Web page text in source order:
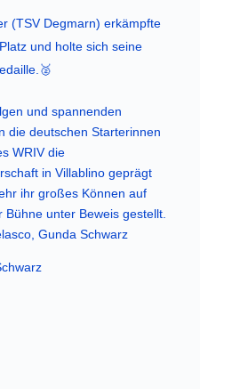
(TSV Degmarn) erkämpfte
und holte sich seine
und spannenden
die deutschen Starterinnen
WRIV die
in Villablino geprägt
ihr großes Können auf
Bühne unter Beweis gestellt.
Gunda Schwarz